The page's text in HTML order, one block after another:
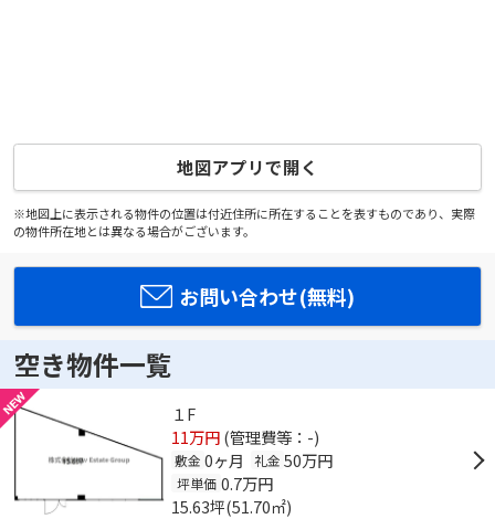
地図アプリで開く
※地図上に表示される物件の位置は付近住所に所在することを表すものであり、実際
の物件所在地とは異なる場合がございます。
お問い合わせ(無料)
空き物件一覧
１F
11万円(管理費等：-)
敷金 0ヶ月 礼金 50万円
坪単価 0.7万円
15.63坪(51.70㎡)